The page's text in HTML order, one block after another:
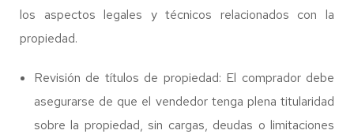
los aspectos legales y técnicos relacionados con la
propiedad.
Revisión de títulos de propiedad: El comprador debe
asegurarse de que el vendedor tenga plena titularidad
sobre la propiedad, sin cargas, deudas o limitaciones